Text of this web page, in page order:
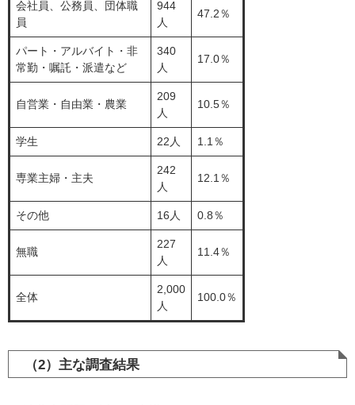
会社員、公務員、団体職
員
944
人
47.2％
パート・アルバイト・非
常勤・嘱託・派遣など
340
人
17.0％
自営業・自由業・農業
209
人
10.5％
学生 22人 1.1％
専業主婦・主夫
242
人
12.1％
その他 16人 0.8％
無職
227
人
11.4％
全体
2,000
人
100.0％
（2）主な調査結果